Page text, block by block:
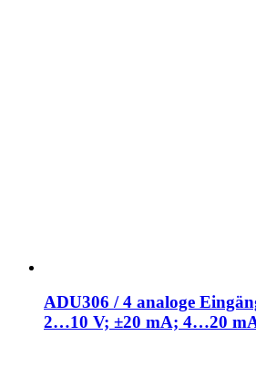
ADU306 / 4 analoge
2…10 V; ±20 mA; 4…20